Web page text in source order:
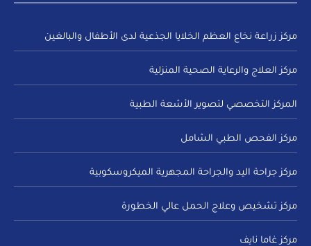
مركز زراعة نخاع العظم الخلايا الجذعية لدى الأطفال والبالغين
مركز العلاج والرعاية الصحية المنزلية
المركز التخصصي لتصوير الأشعة الطبية
مركز الفحص الطبي الشامل
مركز جراحة اليد والجراحة المجهرية الميكروسكوبية
مركز تشخيص وعلاج الحمل عالي الخطورة
مركز غاما نايف